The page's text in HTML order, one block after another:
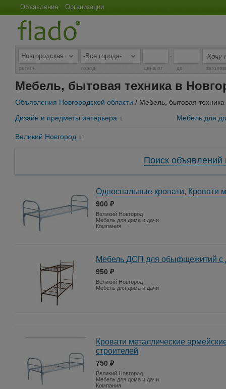
Объявления Организации
-
регион город цена от до
Мебель, бытовая техника в
Объявления Новгородской области / Мебель, бытовая техника
Дизайн и предметы интерьера
1 Мебель для
Великий Новгород 17
Поиск объявлений
Односпальные кровати, Кровати
900 ₽
Великий Новгород
Мебель для дома и дачи
Компания
Мебель ДСП для обыфщежитий с
950 ₽
Великий Новгород
Мебель для дома и дачи
Кровати металлические
строителей
750 ₽
Великий Новгород
Мебель для дома и дачи
Компания